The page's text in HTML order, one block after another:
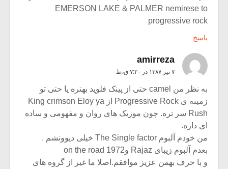
EMERSON LAKE & PALMER nemirese to
progressive rock
پاسخ
amirreza
۷ تیر ۱۳۸۷ در ۷:۲۰ ق٫ظ
به نظر من camel حتی از پینک فلوید بهتره یا حتی تو
زمینه ی Progressive Rock از King crimson Eloy ya
Rush سر تره. چون موزیک های روان و مفهومی و ساده
ای داره.
من خودم آلبوم The Single factor خیلی دیوونشم .
بعدم آلبوم زیبای Rajaz وon the road 1972
و با حرف بهمن عزیز موافقم.اصلا ما غیر از گروه های